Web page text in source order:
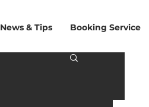
News & Tips Booking Service